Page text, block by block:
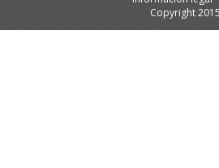
Copyright